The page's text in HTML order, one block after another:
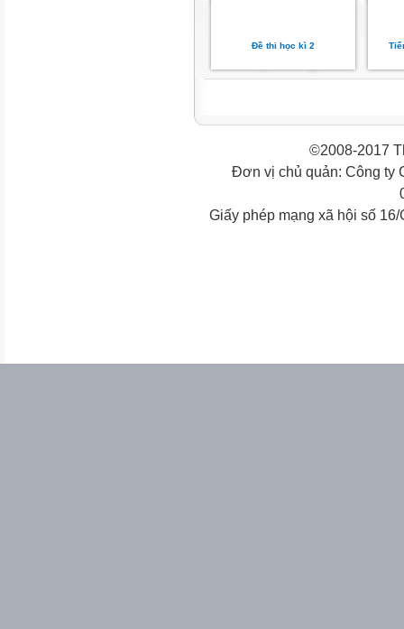
Đề thi học kì 2
©2008-2017
Đơn vị chủ quản: Công ty
Giấy phép mạng xã hội số